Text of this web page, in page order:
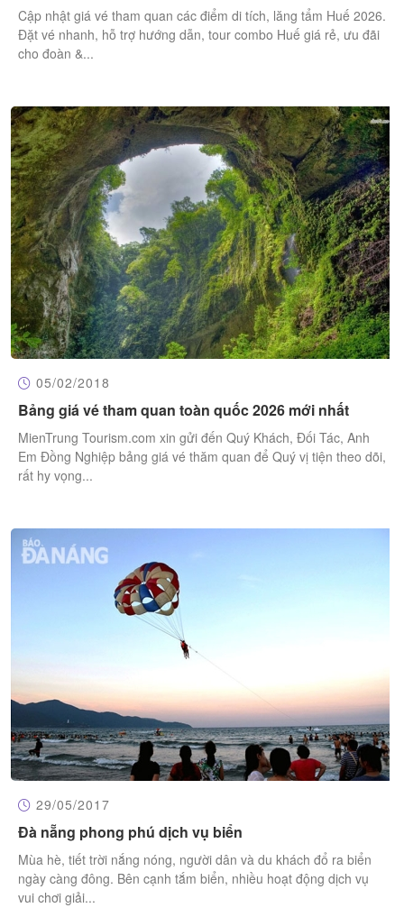
Cập nhật giá vé tham quan các điểm di tích, lăng tẩm Huế 2026.
Đặt vé nhanh, hỗ trợ hướng dẫn, tour combo Huế giá rẻ, ưu đãi
cho đoàn &...
05/02/2018
Bảng giá vé tham quan toàn quốc 2026 mới nhất
MienTrung Tourism.com xin gửi đến Quý Khách, Đối Tác, Anh
Em Đồng Nghiệp bảng giá vé thăm quan để Quý vị tiện theo dõi,
rất hy vọng...
29/05/2017
Đà nẵng phong phú dịch vụ biển
Mùa hè, tiết trời nắng nóng, người dân và du khách đổ ra biển
ngày càng đông. Bên cạnh tắm biển, nhiều hoạt động dịch vụ
vui chơi giải...